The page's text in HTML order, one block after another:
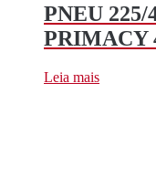
PNEU
PRIMACY
Leia mais